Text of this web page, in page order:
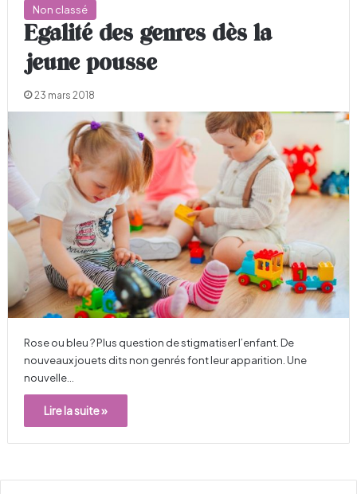
Non classé
Egalité des genres dès la
jeune pousse
23 mars 2018
Rose ou bleu ? Plus question de stigmatiser l’enfant. De
nouveaux jouets dits non genrés font leur apparition. Une
nouvelle…
Lire la suite »